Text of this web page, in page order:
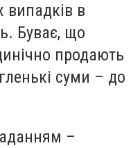
випадків в
Буває, що
продають
суми – до
–